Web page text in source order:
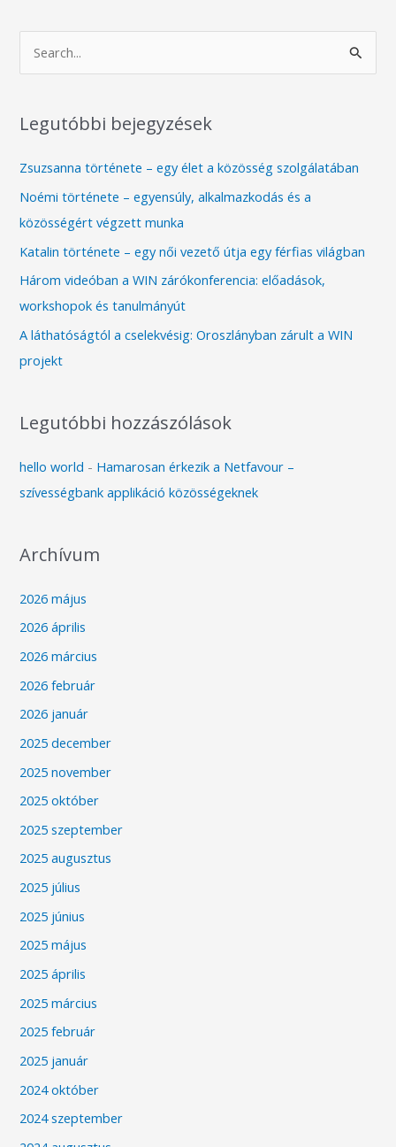
r
r
:
Legutóbbi bejegyzések
Zsuzsanna története – egy élet a közösség szolgálatában
Noémi története – egyensúly, alkalmazkodás és a
közösségért végzett munka
Katalin története – egy női vezető útja egy férfias világban
Három videóban a WIN zárókonferencia: előadások,
workshopok és tanulmányút
A láthatóságtól a cselekvésig: Oroszlányban zárult a WIN
projekt
Legutóbbi hozzászólások
hello world - Hamarosan érkezik a Netfavour –
szívességbank applikáció közösségeknek
Archívum
2026 május
2026 április
2026 március
2026 február
2026 január
2025 december
2025 november
2025 október
2025 szeptember
2025 augusztus
2025 július
2025 június
2025 május
2025 április
2025 március
2025 február
2025 január
2024 október
2024 szeptember